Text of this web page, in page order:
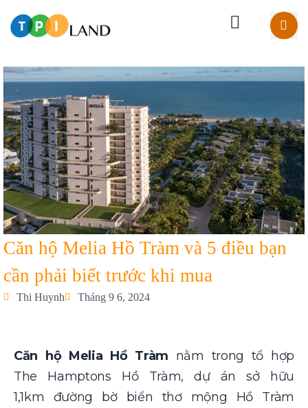
Căn hộ Melia Hồ Tràm và 5 điều bạn
cần phải biết trước khi mua
Thi Huynh Tháng 9 6, 2024
Căn hộ Melia Hồ Tràm nằm trong tổ hợp
The Hamptons Hồ Tràm, dự án sở hữu
1,1km đường bờ biển thơ mộng Hồ Tràm